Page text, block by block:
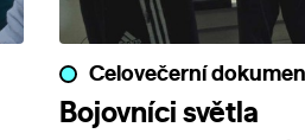
Celovečerní
Bojovníci světla